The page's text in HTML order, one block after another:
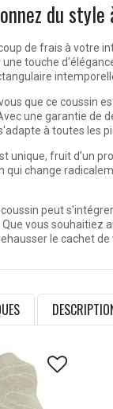
du
de frais à votre
touche
que ce coussin
une garantie de
à toutes les
unique, fruit d’un
qui change
peut
vous souhaitiez
le cachet